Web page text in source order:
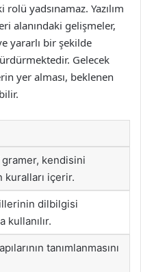
yadsınamaz. Yazılım
alanındaki gelişmeler,
yararlı bir şekilde
Gelecek
yer alması, beklenen
kendisini
kuralları içerir.
dilbilgisi
kullanılır.
tanımlanmasını